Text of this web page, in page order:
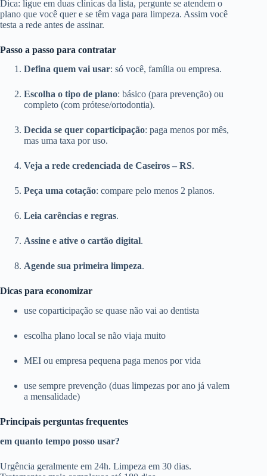
Dica: ligue em duas clínicas da lista, pergunte se atendem o
plano que você quer e se têm vaga para limpeza. Assim você
testa a rede antes de assinar.
Passo a passo para contratar
Defina quem vai usar: só você, família ou empresa.
Escolha o tipo de plano: básico (para prevenção) ou
completo (com prótese/ortodontia).
Decida se quer coparticipação: paga menos por mês,
mas uma taxa por uso.
Veja a rede credenciada de Caseiros – RS.
Peça uma cotação: compare pelo menos 2 planos.
Leia carências e regras.
Assine e ative o cartão digital.
Agende sua primeira limpeza.
Dicas para economizar
use coparticipação se quase não vai ao dentista
escolha plano local se não viaja muito
MEI ou empresa pequena paga menos por vida
use sempre prevenção (duas limpezas por ano já valem
a mensalidade)
Principais perguntas frequentes
em quanto tempo posso usar?
Urgência geralmente em 24h. Limpeza em 30 dias.